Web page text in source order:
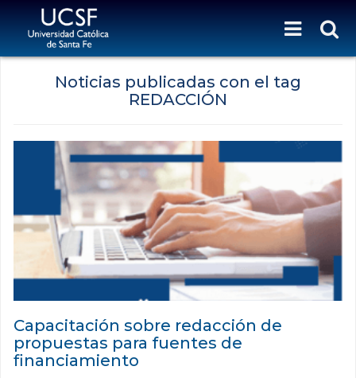
Noticias publicadas con el tag
REDACCIÓN
Capacitación sobre redacción de
propuestas para fuentes de
financiamiento